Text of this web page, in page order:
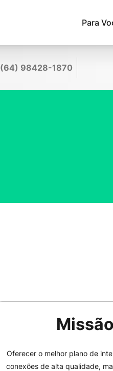
Para
(64) 98428-1870
Missão
Oferecer o melhor plano de
conexões de alta qualidade,